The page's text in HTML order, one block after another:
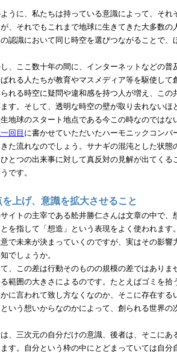
うに、私たちは持っている意識によって、それ
、それでもこれまで地球に生きてきた大多数
認識において同じ時空を選びつながることで、
、ここ数十年の間に、インターネットなどの普
れる人たちが教育やマスメディア等を駆使して
れる時空に疑問や違和感を持つ人が増え、この
す。そして、透明な時空の壁が取り去れない
地球のスタート地点である今この時なのではな
回目 に書かせていただいたハーモニックコン
た流れなのでしょう。サナギの混沌とした状態
とつの出来事に対して真反対の見解が出てく
です。
を上げ、意識を拡大させること
イトの主宰である舩井勝仁さんは文章の中で、
を指して「想造」という表現をよく使われま
で未来が決まっていくのですが、実はその影響
でしょうか。
、この差は行動そのものの規模の差ではありま
範囲の大きさによるのです。たとえばゴミを拾
に言われて致し方なくなのか、そこに存在する
いう想いからなのかによって、創られる世界
、三次元の自分だけの意識、後者は、そこにあ
す。自分という枠の中にとどまっていては自分